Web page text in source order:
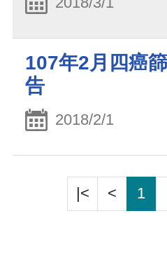
107年2月四癌
告
2018/2/1
|< < 1